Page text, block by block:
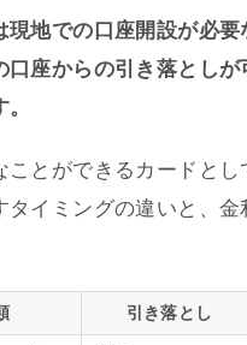
現地での口座開設が必
口座からの引き落とし
ことができるカードと
タイミングの違いと、
引き落とし